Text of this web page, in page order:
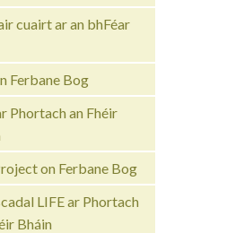
cuairt ar an bhFéar
Ferbane Bog
Phortach an Fhéir
on Ferbane Bog
LIFE ar Phortach
Bháin